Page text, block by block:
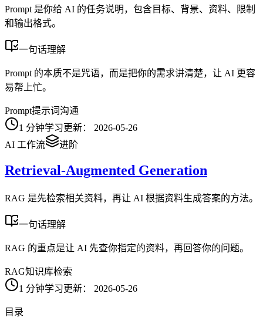
Prompt 是你给 AI 的任务说明，包含目标、背景、资料、限制
和输出格式。
一句话理解
Prompt 的本质不是咒语，而是把你的需求讲清楚，让 AI 更容
易帮上忙。
Prompt提示词沟通
1 分钟学习更新：
2026-05-26
AI 工作流
进阶
Retrieval-Augmented Generation
RAG 是先检索相关资料，再让 AI 根据资料生成答案的方法。
一句话理解
RAG 的重点是让 AI 先查你指定的资料，再回答你的问题。
RAG知识库检索
1 分钟学习更新： 2026-05-26
目录